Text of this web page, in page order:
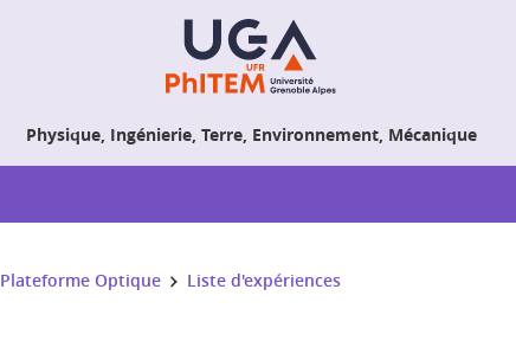
Physique, Ingénierie, Terre, Environnement, Mécanique
Plateforme Optique Liste d'expériences